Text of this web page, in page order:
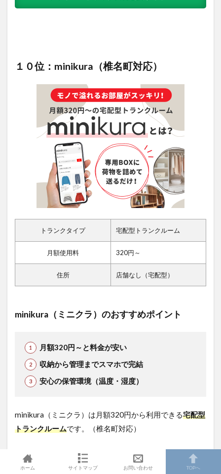
１０位：minikura（椎名町対応）
トランクタイプ 宅配型トランクルーム
月額使用料 320円～
住所 店舗なし（宅配型）
minikura（ミニクラ）のおすすめポイント
月額320円～と料金が安い
収納から管理までスマホで完結
安心の保管環境（温度・湿度）
minikura（ミニクラ）は月額320円から利用できる宅配型
トランクルームです。（椎名町対応）
料金が安く、専用ボックス１個から利用可能。保管・取
り出しがスマホで管理できるので気軽に利用できます。
ホーム サイトマップ お問い合わせ TOPへ